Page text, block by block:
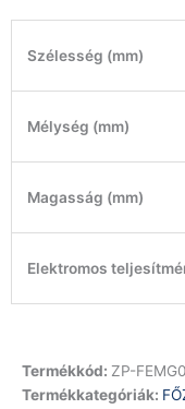
Szélesség (mm)
Mélység (mm)
Magasság (mm)
Elektromos
Termékkód: ZP-
Termékkategóriák: